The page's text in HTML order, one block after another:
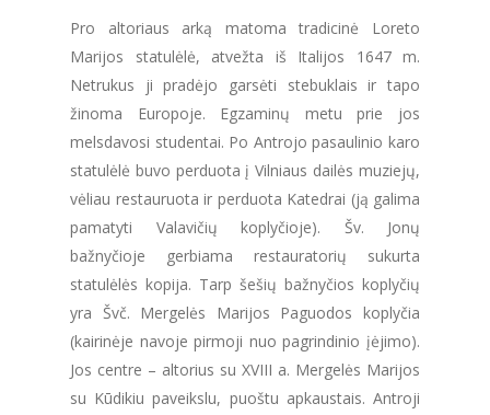
Pro altoriaus arką matoma tradicinė Loreto
Marijos statulėlė, atvežta iš Italijos 1647 m.
Netrukus ji pradėjo garsėti stebuklais ir tapo
žinoma Europoje. Egzaminų metu prie jos
melsdavosi studentai. Po Antrojo pasaulinio karo
statulėlė buvo perduota į Vilniaus dailės muziejų,
vėliau restauruota ir perduota Katedrai (ją galima
pamatyti Valavičių koplyčioje). Šv. Jonų
bažnyčioje gerbiama restauratorių sukurta
statulėlės kopija. Tarp šešių bažnyčios koplyčių
yra Švč. Mergelės Marijos Paguodos koplyčia
(kairinėje navoje pirmoji nuo pagrindinio įėjimo).
Jos centre – altorius su XVIII a. Mergelės Marijos
su Kūdikiu paveikslu, puoštu apkaustais. Antroji